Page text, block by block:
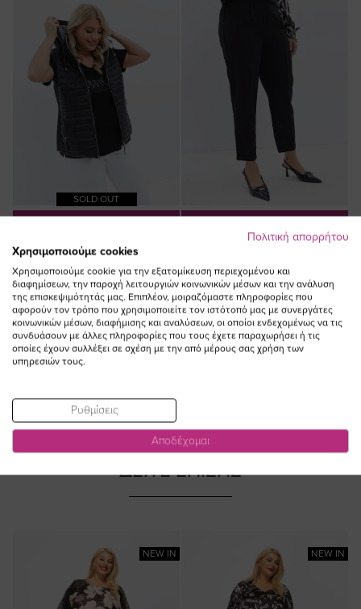
SOLD OUT
ΚΑΛΑΘΙ
Κοντό αμάνικο μπουφάν με
κουκούλα σε μαύρο χρώμα
ΚΑΛΑΘΙ
Υφασμάτινο παντελόνι με πιέτες
σε μαύρο χρώμα
(-30%)
Ειδική
Τιμή
38,50 €
55,00 €
NEW IN NEW IN
ΔΕΙΤΕ ΕΠΙΣΗΣ
Πολιτική απορρήτου
Χρησιμοποιούμε cookies
Χρησιμοποιούμε cookie για την εξατομίκευση περιεχομένου και
διαφημίσεων, την παροχή λειτουργιών κοινωνικών μέσων και την ανάλυση
της επισκεψιμότητάς μας. Επιπλέον, μοιραζόμαστε πληροφορίες που
αφορούν τον τρόπο που χρησιμοποιείτε τον ιστότοπό μας με συνεργάτες
κοινωνικών μέσων, διαφήμισης και αναλύσεων, οι οποίοι ενδεχομένως να τις
συνδυάσουν με άλλες πληροφορίες που τους έχετε παραχωρήσει ή τις
οποίες έχουν συλλέξει σε σχέση με την από μέρους σας χρήση των
υπηρεσιών τους.
Ρυθμίσεις
Αποδέχομαι